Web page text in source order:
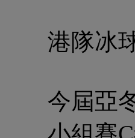
港隊冰
今屆亞